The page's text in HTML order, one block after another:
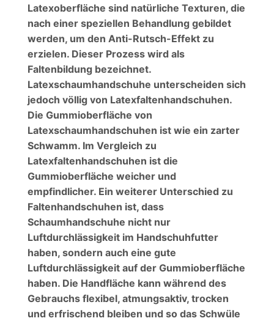
Latexoberfläche sind natürliche Texturen, die
nach einer speziellen Behandlung gebildet
werden, um den Anti-Rutsch-Effekt zu
erzielen. Dieser Prozess wird als
Faltenbildung bezeichnet.
Latexschaumhandschuhe unterscheiden sich
jedoch völlig von Latexfaltenhandschuhen.
Die Gummioberfläche von
Latexschaumhandschuhen ist wie ein zarter
Schwamm. Im Vergleich zu
Latexfaltenhandschuhen ist die
Gummioberfläche weicher und
empfindlicher. Ein weiterer Unterschied zu
Faltenhandschuhen ist, dass
Schaumhandschuhe nicht nur
Luftdurchlässigkeit im Handschuhfutter
haben, sondern auch eine gute
Luftdurchlässigkeit auf der Gummioberfläche
haben. Die Handfläche kann während des
Gebrauchs flexibel, atmungsaktiv, trocken
und erfrischend bleiben und so das Schwüle